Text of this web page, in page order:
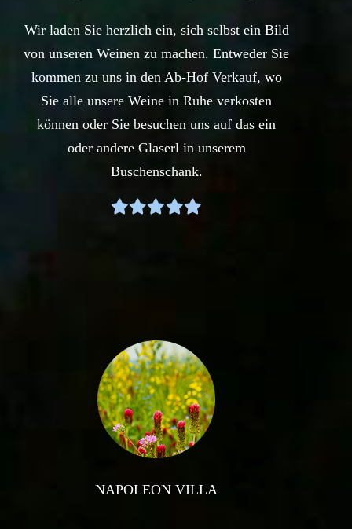
Wir laden Sie herzlich ein, sich selbst ein Bild
von unseren Weinen zu machen. Entweder Sie
kommen zu uns in den Ab-Hof Verkauf, wo
Sie alle unsere Weine in Ruhe verkosten
können oder Sie besuchen uns auf das ein
oder andere Glaserl in unserem
Buschenschank.
NAPOLEON VILLA